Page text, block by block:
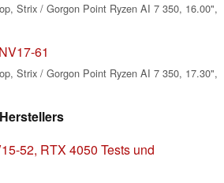
Strix / Gorgon Point Ryzen AI 7 350, 16.00",
61
Strix / Gorgon Point Ryzen AI 7 350, 17.30",
52, RTX 4050 Tests und